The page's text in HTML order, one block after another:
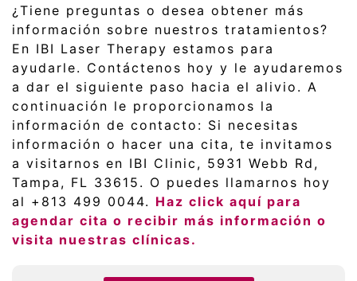
¿Tiene preguntas o desea obtener más
información sobre nuestros tratamientos?
En IBI Laser Therapy estamos para
ayudarle. Contáctenos hoy y le ayudaremos
a dar el siguiente paso hacia el alivio. A
continuación le proporcionamos la
información de contacto: Si necesitas
información o hacer una cita, te invitamos
a visitarnos en IBI Clinic, 5931 Webb Rd,
Tampa, FL 33615. O puedes llamarnos hoy
al +813 499 0044. Haz click aquí para
agendar cita o recibir más información o
visita nuestras clínicas.